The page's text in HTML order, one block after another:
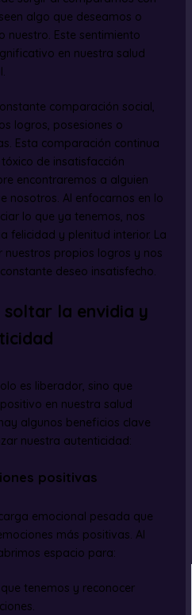
algo que deseamos o
nuestro. Este sentimiento
en nuestra salud
comparación social,
logros, posesiones o
Esta comparación continua
de insatisfacción
encontraremos a alguien
nosotros. Al enfocarnos en lo
lo que ya tenemos, nos
felicidad y plenitud interior. La
propios logros y nos
deseo insatisfecho.
soltar la envidia y
es liberador, sino que
en nuestra salud
algunos beneficios clave
nuestra autenticidad:
positivas
emocional pesada que
más positivas. Al
espacio para:
tenemos y reconocer